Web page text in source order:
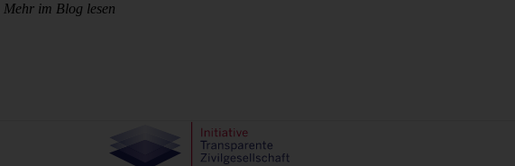
Mehr im Blog lesen